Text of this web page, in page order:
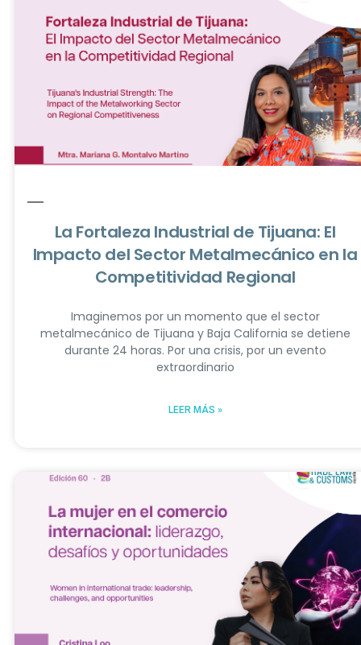
La Fortaleza Industrial de Tijuana: El
Impacto del Sector Metalmecánico en la
Competitividad Regional
Imaginemos por un momento que el sector
metalmecánico de Tijuana y Baja California se detiene
durante 24 horas. Por una crisis, por un evento
extraordinario
LEER MÁS »